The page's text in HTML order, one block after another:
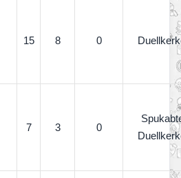
15 8 0
7 3 0